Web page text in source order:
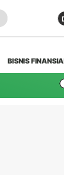
BISNIS